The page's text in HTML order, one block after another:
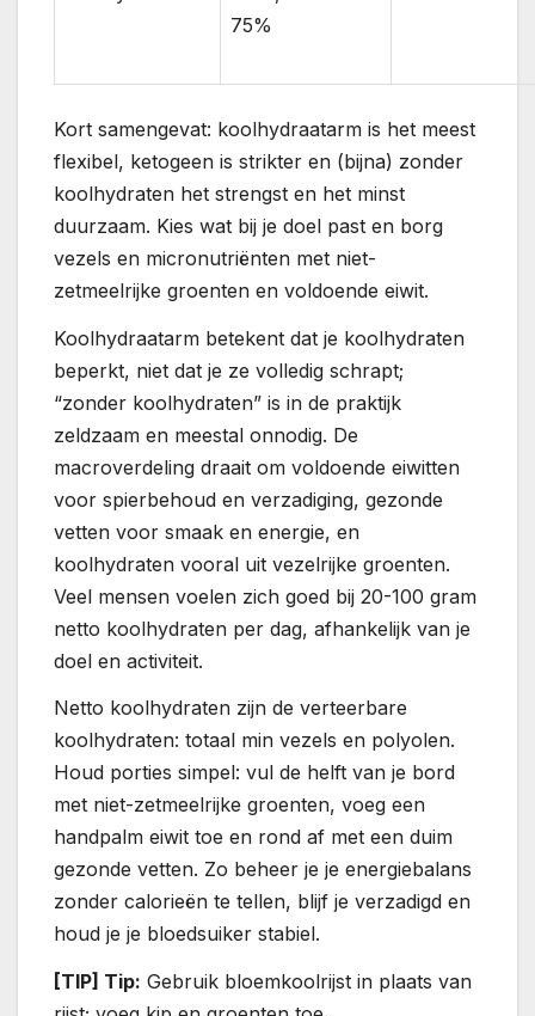
75%
Kort samengevat: koolhydraatarm is het meest
flexibel, ketogeen is strikter en (bijna) zonder
koolhydraten het strengst en het minst
duurzaam. Kies wat bij je doel past en borg
vezels en micronutriënten met niet-
zetmeelrijke groenten en voldoende eiwit.
Koolhydraatarm betekent dat je koolhydraten
beperkt, niet dat je ze volledig schrapt;
“zonder koolhydraten” is in de praktijk
zeldzaam en meestal onnodig. De
macroverdeling draait om voldoende eiwitten
voor spierbehoud en verzadiging, gezonde
vetten voor smaak en energie, en
koolhydraten vooral uit vezelrijke groenten.
Veel mensen voelen zich goed bij 20-100 gram
netto koolhydraten per dag, afhankelijk van je
doel en activiteit.
Netto koolhydraten zijn de verteerbare
koolhydraten: totaal min vezels en polyolen.
Houd porties simpel: vul de helft van je bord
met niet-zetmeelrijke groenten, voeg een
handpalm eiwit toe en rond af met een duim
gezonde vetten. Zo beheer je je energiebalans
zonder calorieën te tellen, blijf je verzadigd en
houd je je bloedsuiker stabiel.
[TIP] Tip: Gebruik bloemkoolrijst in plaats van